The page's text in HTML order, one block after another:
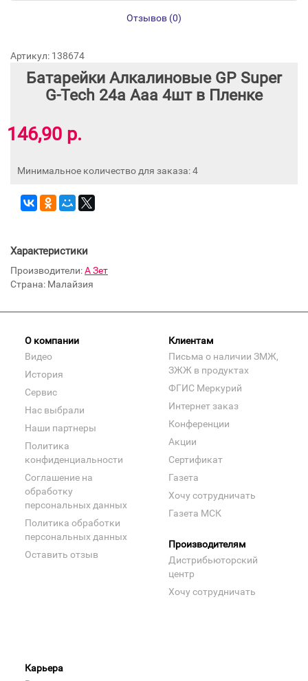
Отзывов (0)
Артикул: 138674
Батарейки Алкалиновые GP Super
G-Tech 24а Ааa 4шт в Пленке
146,90 р.
Минимальное количество для заказа: 4
Характеристики
Производители:А Зет
Страна: Малайзия
О компании
Видео
История
Сервис
Нас выбрали
Наши партнеры
Политика
конфиденциальности
Соглашение на
обработку
персональных данных
Политика обработки
персональных данных
Оставить отзыв
Клиентам
Письма о наличии ЗМЖ,
ЗЖЖ в продуктах
ФГИС Меркурий
Интернет заказ
Конференции
Акции
Сертификат
Газета
Хочу сотрудничать
Газета МСК
Производителям
Дистрибьюторский
центр
Хочу сотрудничать
Карьера